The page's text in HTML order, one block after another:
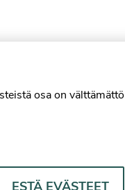
osa on
ESTÄ EVÄSTEET